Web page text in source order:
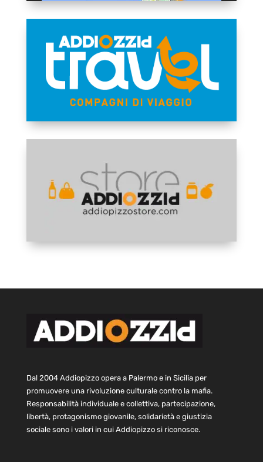
Dal 2004 Addiopizzo opera a Palermo e in Sicilia per
promuovere una rivoluzione culturale contro la mafia.
Responsabilità individuale e collettiva, partecipazione,
libertà, protagonismo giovanile, solidarietà e giustizia
sociale sono i valori in cui Addiopizzo si riconosce.